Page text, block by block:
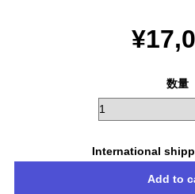
数量
International
Add to